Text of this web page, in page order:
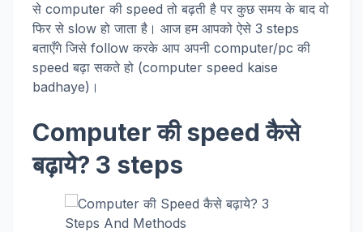
से computer की speed तो बढ़ती है पर कुछ समय के बाद वो
फिर से slow हो जाता है। आज हम आपको ऐसे 3 steps
बताएँगे जिसे follow करके आप अपनी computer/pc की
speed बढ़ा सकते हो (computer speed kaise
badhaye)।
Computer की speed कैसे
बढ़ाये? 3 steps